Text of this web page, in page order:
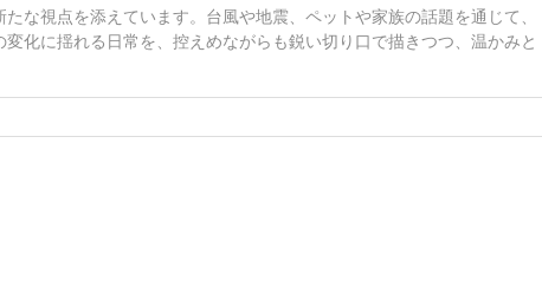
な視点を添えています。台風や地震、ペットや家族の話題を通じて、
化に揺れる日常を、控えめながらも鋭い切り口で描きつつ、温かみと